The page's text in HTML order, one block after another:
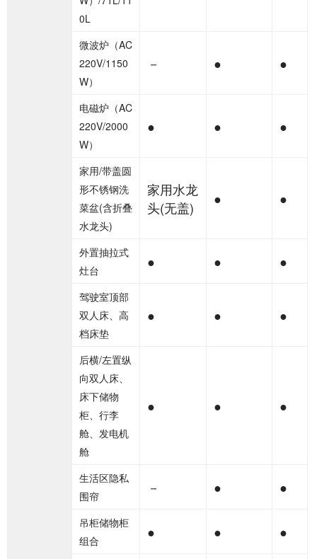
0L
微波炉（AC
220V/1150
W）
－ ● ●
电磁炉（AC
220V/2000
W）
● ● ●
家用/带盖圆
形不锈钢洗
菜盆(含折叠
水龙头)
家用水龙
头(无盖)
● ●
外置抽拉式
灶台
● ● ●
驾驶室顶部
双人床、高
档床垫
● ● ●
后横/左置纵
向双人床、
床下储物
柜、行李
舱、发电机
舱
● ● ●
生活区隐私
围帘
－ ● ●
吊柜储物柜
组合
● ●
●